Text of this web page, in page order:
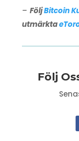
– FöljBitcoin
utmärkta
Följ